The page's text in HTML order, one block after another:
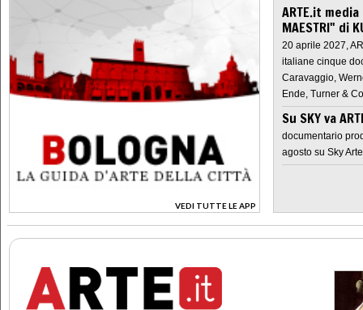
VEDI TUTTE LE APP
>
ARTE.it
MAESTRI" di
20 aprile 2027,
italiane cinque
Caravaggio,
Ende, Turner &
Su SKY va
documentario
agosto su Sky Arte